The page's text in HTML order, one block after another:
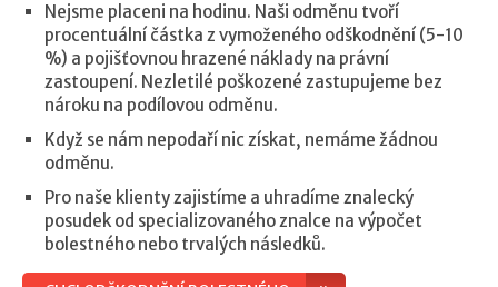
Nejsme placeni na hodinu. Naši odměnu tvoří
procentuální částka z vymoženého odškodnění (5-10
%) a pojišťovnou hrazené náklady na právní
zastoupení. Nezletilé poškozené zastupujeme bez
nároku na podílovou odměnu.
Když se nám nepodaří nic získat, nemáme žádnou
odměnu.
Pro naše klienty zajistíme a uhradíme znalecký
posudek od specializovaného znalce na výpočet
bolestného nebo trvalých následků.